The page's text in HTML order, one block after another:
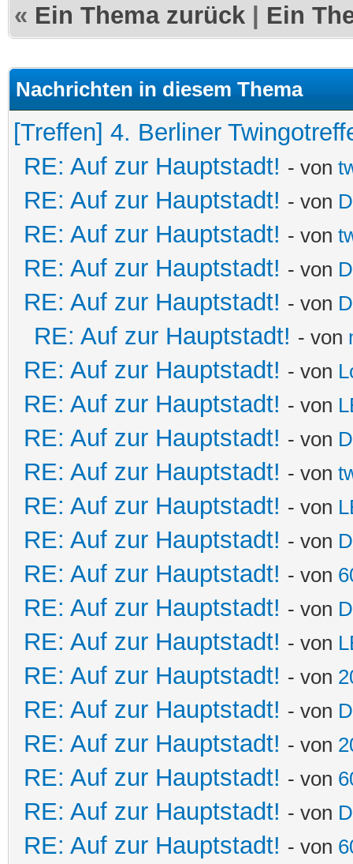
« Ein Thema zurück Ein
Nachrichten in diesem Thema
[Treffen] 4. Berliner
RE: Auf zur Hauptstadt! - von
RE: Auf zur Hauptstadt! - von
RE: Auf zur Hauptstadt! - von
RE: Auf zur Hauptstadt! - von
RE: Auf zur Hauptstadt! - von
RE: Auf zur Hauptstadt! - von
RE: Auf zur Hauptstadt! - von
RE: Auf zur Hauptstadt! - von
RE: Auf zur Hauptstadt! - von
RE: Auf zur Hauptstadt! - von
RE: Auf zur Hauptstadt! - von
RE: Auf zur Hauptstadt! - von
RE: Auf zur Hauptstadt! - von
RE: Auf zur Hauptstadt! - von
RE: Auf zur Hauptstadt! - von
RE: Auf zur Hauptstadt! - von
RE: Auf zur Hauptstadt! - von
RE: Auf zur Hauptstadt! - von
RE: Auf zur Hauptstadt! - von
RE: Auf zur Hauptstadt! - von
RE: Auf zur Hauptstadt! - von